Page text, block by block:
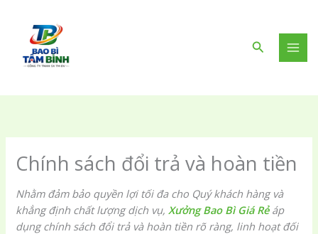
dung
Tìm
kiếm
Chính sách đổi trả và hoàn tiền
Nhằm đảm bảo quyền lợi tối đa cho Quý khách hàng và
khẳng định chất lượng dịch vụ, Xưởng Bao Bì Giá Rẻáp
dụng chính sách đổi trả và hoàn tiền rõ ràng, linh hoạt đối